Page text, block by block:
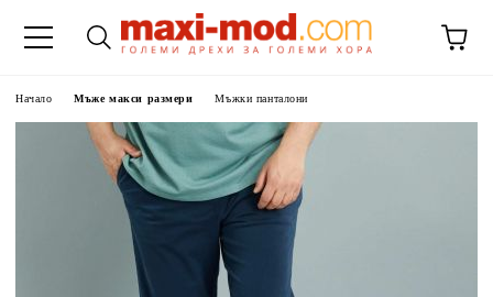
Начало Мъже макси размери Мъжки панталони